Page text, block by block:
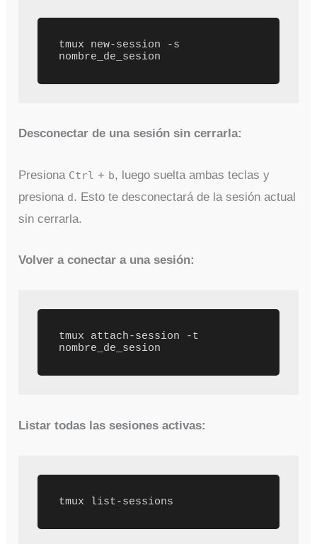
tmux new-session -s
nombre_de_sesion
Desconectar de una sesión sin cerrarla:
Presiona Ctrl + b, luego suelta ambas teclas y
presiona d. Esto te desconectará de la sesión actual
sin cerrarla.
Volver a conectar a una sesión:
tmux attach-session -t
nombre_de_sesion
Listar todas las sesiones activas:
tmux list-sessions